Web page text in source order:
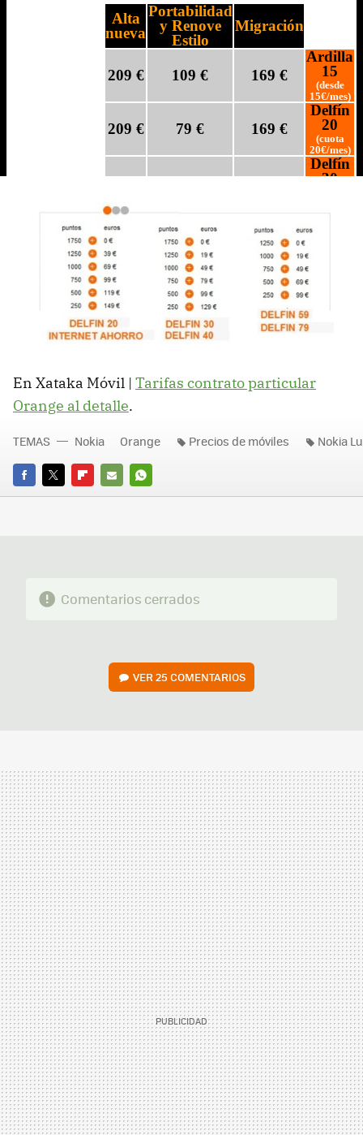
En Xataka Móvil | Tarifas contrato particular
Orange al detalle.
FACEBOOK
TWITTERFLIPBOARD
E-
WHATSAPP
TEMAS Nokia Orange Precios de móviles Nokia
Comentarios cerrados
VER25 COMENTARIOS